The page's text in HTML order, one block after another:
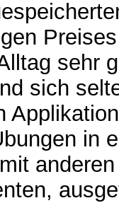
sehr
sich
in